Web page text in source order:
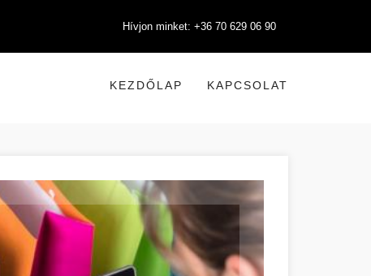
Hívjon minket: +36 70 629 06 90
KEZDŐLAP KAPCSOLAT